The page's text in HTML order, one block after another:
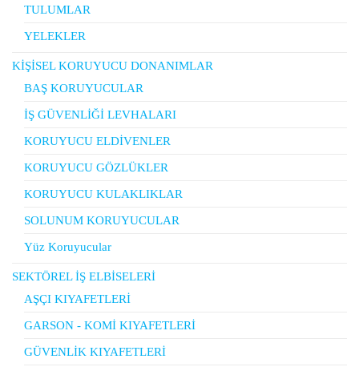
TULUMLAR
YELEKLER
KİŞİSEL KORUYUCU DONANIMLAR
BAŞ KORUYUCULAR
İŞ GÜVENLİĞİ LEVHALARI
KORUYUCU ELDİVENLER
KORUYUCU GÖZLÜKLER
KORUYUCU KULAKLIKLAR
SOLUNUM KORUYUCULAR
Yüz Koruyucular
SEKTÖREL İŞ ELBİSELERİ
AŞÇI KIYAFETLERİ
GARSON - KOMİ KIYAFETLERİ
GÜVENLİK KIYAFETLERİ